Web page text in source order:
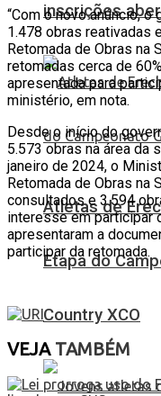
inscrições
Atletas de
Etapa do
Country XCO
“Com o novo anúncio,
1.478 obras reativadas
Retomada de Obras na
retomadas cerca de
apresentada para
ministério, em nota.
Desde o início do
5.573 obras na área da
janeiro de 2024, o
Retomada de Obras na
consultados e 3.594
interesse em participar
apresentaram a
participar da retomada.
VEJATAMBÉM